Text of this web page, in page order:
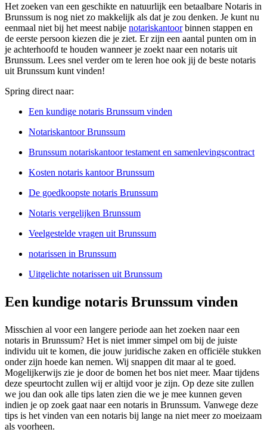
Het zoeken van een geschikte en natuurlijk een betaalbare Notaris in
Brunssum is nog niet zo makkelijk als dat je zou denken. Je kunt nu
eenmaal niet bij het meest nabije notariskantoorbinnen stappen en
de eerste persoon kiezen die je ziet. Er zijn een aantal punten om in
je achterhoofd te houden wanneer je zoekt naar een notaris uit
Brunssum. Lees snel verder om te leren hoe ook jij de beste notaris
uit Brunssum kunt vinden!
Spring direct naar:
Een kundige notaris Brunssum vinden
Notariskantoor Brunssum
Brunssum notariskantoor testament en samenlevingscontract
Kosten notaris kantoor Brunssum
De goedkoopste notaris Brunssum
Notaris vergelijken Brunssum
Veelgestelde vragen uit Brunssum
notarissen in Brunssum
Uitgelichte notarissen uit Brunssum
Een kundige notaris Brunssum vinden
Misschien al voor een langere periode aan het zoeken naar een
notaris in Brunssum? Het is niet immer simpel om bij de juiste
individu uit te komen, die jouw juridische zaken en officiële stukken
onder zijn hoede kan nemen. Wij snappen dit maar al te goed.
Mogelijkerwijs zie je door de bomen het bos niet meer. Maar tijdens
deze speurtocht zullen wij er altijd voor je zijn. Op deze site zullen
we jou dan ook alle tips laten zien die we je mee kunnen geven
indien je op zoek gaat naar een notaris in Brunssum. Vanwege deze
tips is het vinden van een notaris bij lange na niet meer zo moeizaam
als voorheen.